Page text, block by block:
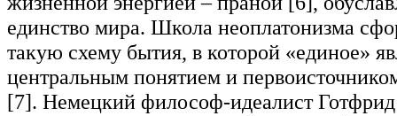
единство мира. Школа неоплатонизма
такую схему бытия, в которой «единое»
центральным понятием и
[7]. Немецкий философ-идеалист